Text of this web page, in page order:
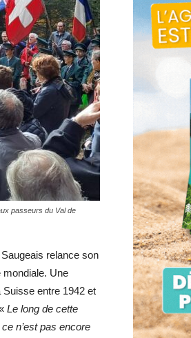
passeurs du Val de
relance son
Une
entre 1942 et
Le long de cette
n’est pas encore